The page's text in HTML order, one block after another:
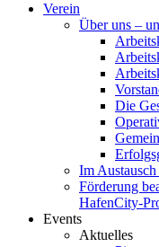
Verein
Über uns –
Die
Im
Förderung
HafenCity-
Events
Aktuelles